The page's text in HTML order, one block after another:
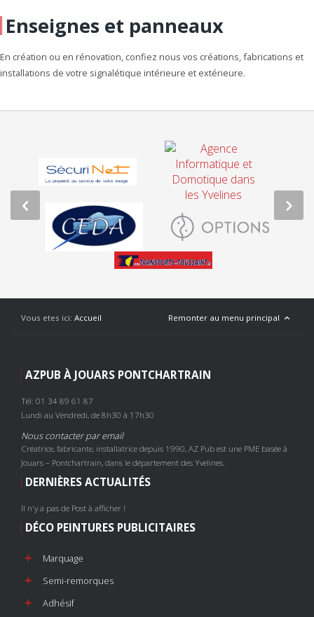
Enseignes et panneaux
En création ou en rénovation, confiez nous vos créations, fabrications et
installations de votre signalétique intérieure et extérieure.
Vous etes ici: Accueil Remonter au menu principal
AZPUB À JOUARS PONTCHARTRAIN
Tél: 01 34 89 61 87
Lundi au Vendredi, de 8h30 à 17h30
Nous contacter par email
Créatrice, fabricante, installatrice depuis 1990, AZ Pub est une PME basée à
Jouars – Pontchartrain, dans le département des Yvelines.
DERNIÈRES ACTUALITÉS
Il n'y a pas de Post à afficher !
DÉCO PEINTURES PUBLICITAIRES
Marquage
Semi-remorques
Adhésif